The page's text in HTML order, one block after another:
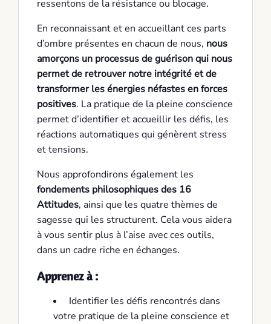
ressentons de la résistance ou blocage.
En reconnaissant et en accueillant ces parts
d’ombre présentes en chacun de nous, nous
amorçons un processus de guérison qui nous
permet de retrouver notre intégrité et de
transformer les énergies néfastes en forces
positives. La pratique de la pleine conscience
permet d’identifier et accueillir les défis, les
réactions automatiques qui génèrent stress
et tensions.
Nous approfondirons également les
fondements philosophiques des 16
Attitudes, ainsi que les quatre thèmes de
sagesse qui les structurent. Cela vous aidera
à vous sentir plus à l’aise avec ces outils,
dans un cadre riche en échanges.
Apprenez à :
Identifier les défis rencontrés dans
votre pratique de la pleine conscience et